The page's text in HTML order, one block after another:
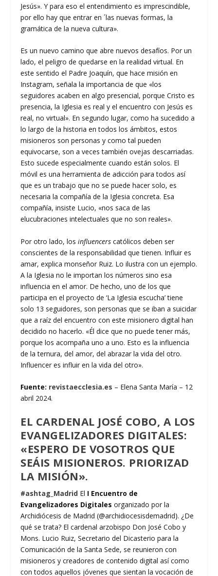
Jesús». Y para eso el entendimiento es imprescindible,
por ello hay que entrar en ´las nuevas formas, la
gramática de la nueva cultura».
Es un nuevo camino que abre nuevos desafíos. Por un
lado, el peligro de quedarse en la realidad virtual. En
este sentido el Padre Joaquín, que hace misión en
Instagram, señala la importancia de que «los
seguidores acaben en algo presencial, porque Cristo es
presencia, la Iglesia es real y el encuentro con Jesús es
real, no virtual». En segundo lugar, como ha sucedido a
lo largo de la historia en todos los ámbitos, estos
misioneros son personas y como tal pueden
equivocarse, son a veces también ovejas descarriadas.
Esto sucede especialmente cuando están solos. El
móvil es una herramienta de adicción para todos así
que es un trabajo que no se puede hacer solo, es
necesaria la compañía de la Iglesia concreta. Esa
compañía, insiste Lucio, «nos saca de las
elucubraciones intelectuales que no son reales».
Por otro lado, losinfluencers católicos deben ser
conscientes de la responsabilidad que tienen. Influir es
amar, explica monseñor Ruiz. Lo ilustra con un ejemplo.
A la Iglesia no le importan los números sino esa
influencia en el amor. De hecho, uno de los que
participa en el proyecto de ‘La Iglesia escucha’ tiene
solo 13 seguidores, son personas que se iban a suicidar
que a raíz del encuentro con este misionero digital han
decidido no hacerlo. «Él dice que no puede tener más,
porque los acompaña uno a uno. Esto es la influencia
de la ternura, del amor, del abrazar la vida del otro.
Influencer es influir en la vida del otro».
Fuente: revistaecclesia.es – Elena Santa María – 12
abril 2024.
EL CARDENAL JOSÉ COBO, A LOS
EVANGELIZADORES DIGITALES:
«ESPERO DE VOSOTROS QUE
SEÁIS MISIONEROS. PRIORIZAD
LA MISIÓN».
#ashtag_Madrid El I Encuentro de
Evangelizadores Digitalesorganizado por la
Archidiócesis de Madrid (@archidiocesisdemadrid). ¿De
qué se trata? El cardenal arzobispo Don José Cobo y
Mons. Lucio Ruiz, Secretario del Dicasterio para la
Comunicación de la Santa Sede, se reunieron con
misioneros y creadores de contenido digital así como
con todos aquellos jóvenes que sientan la vocación de